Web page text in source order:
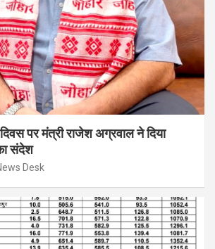
पर मंत्री राजेश अग्रवाल ने दिया
संदेश
Desk